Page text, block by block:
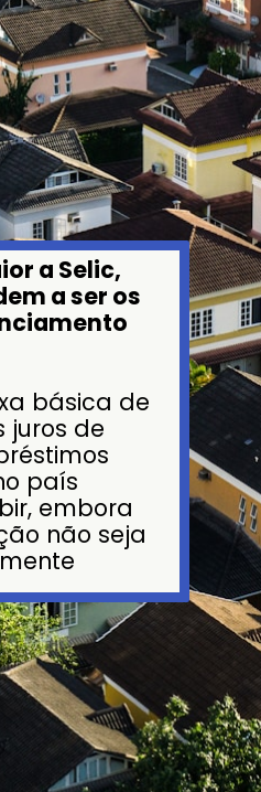
a Selic,
a ser os
básica de
juros de
país
embora
não seja